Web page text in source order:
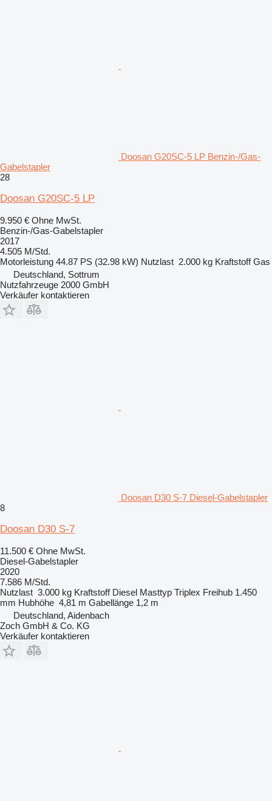
Doosan G20SC-5 LP Benzin-/Gas-
Gabelstapler
28
Doosan G20SC-5 LP
9.950 € Ohne MwSt.
Benzin-/Gas-Gabelstapler
2017
4.505 M/Std.
Motorleistung 44.87 PS (32.98 kW) Nutzlast 2.000 kg Kraftstoff Gas
Deutschland, Sottrum
Nutzfahrzeuge 2000 GmbH
Verkäufer kontaktieren
Doosan D30 S-7 Diesel-Gabelstapler
8
Doosan D30 S-7
11.500 € Ohne MwSt.
Diesel-Gabelstapler
2020
7.586 M/Std.
Nutzlast 3.000 kg Kraftstoff Diesel Masttyp Triplex Freihub 1.450
mm Hubhöhe 4,81 m Gabellänge 1,2 m
Deutschland, Aidenbach
Zoch GmbH & Co. KG
Verkäufer kontaktieren